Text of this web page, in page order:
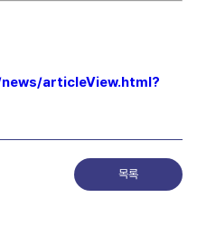
articleView.html?
목록